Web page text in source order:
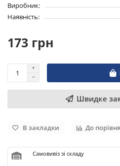
Виробник:
Наявність:
173 грн
Швидке
В закладки До
Самовивіз зі складу